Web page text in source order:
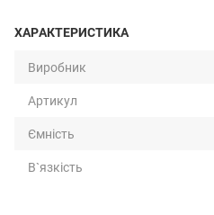
ХАРАКТЕРИСТИКА
Виробник
Артикул
Ємність
В`язкість